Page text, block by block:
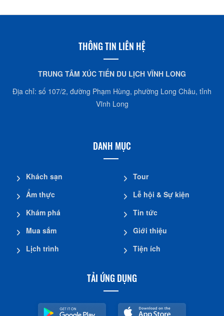
THÔNG TIN LIÊN HỆ
TRUNG TÂM XÚC TIẾN DU LỊCH VĨNH LONG
Địa chỉ: số 107/2, đường Phạm Hùng, phường Long Châu, tỉnh
Vĩnh Long
DANH MỤC
Khách sạn
Ẩm thực
Khám phá
Mua sắm
Lịch trình
Tour
Lễ hội & Sự kiện
Tin tức
Giới thiệu
Tiện ích
TẢI ỨNG DỤNG